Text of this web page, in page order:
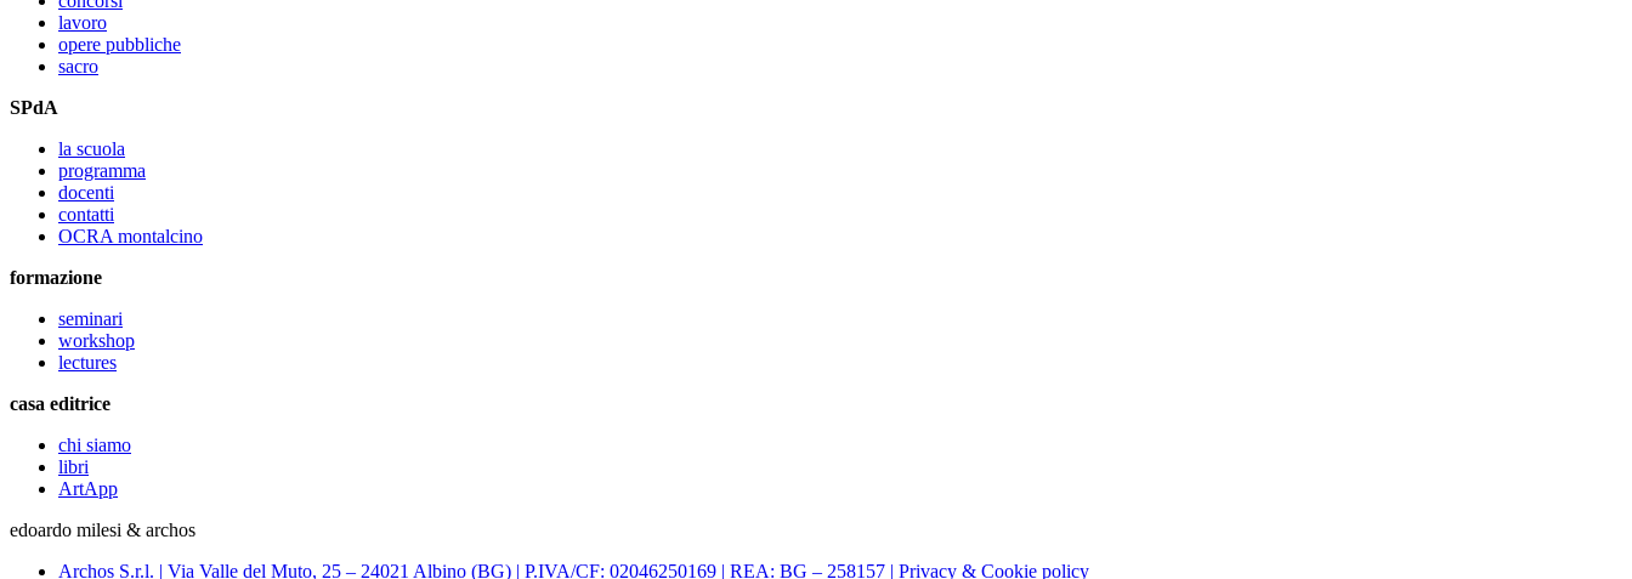
lavoro
opere pubbliche
sacro
SPdA
la scuola
programma
docenti
contatti
OCRA montalcino
formazione
seminari
workshop
lectures
casa editrice
chi siamo
libri
ArtApp
edoardo milesi & archos
Archos S.r.l. | Via Valle del Muto, 25 – 24021 Albino (BG) | P.IVA/CF: 02046250169 | REA: BG – 258157 | Privacy & Cookie policy